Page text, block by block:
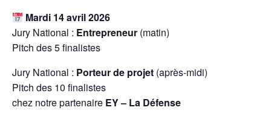
Mardi 14 avril 2026
Jury National : Entrepreneur (matin)
Pitch des 5 finalistes
Jury National : Porteur de projet (après-midi)
Pitch des 10 finalistes
chez notre partenaire EY – La Défense